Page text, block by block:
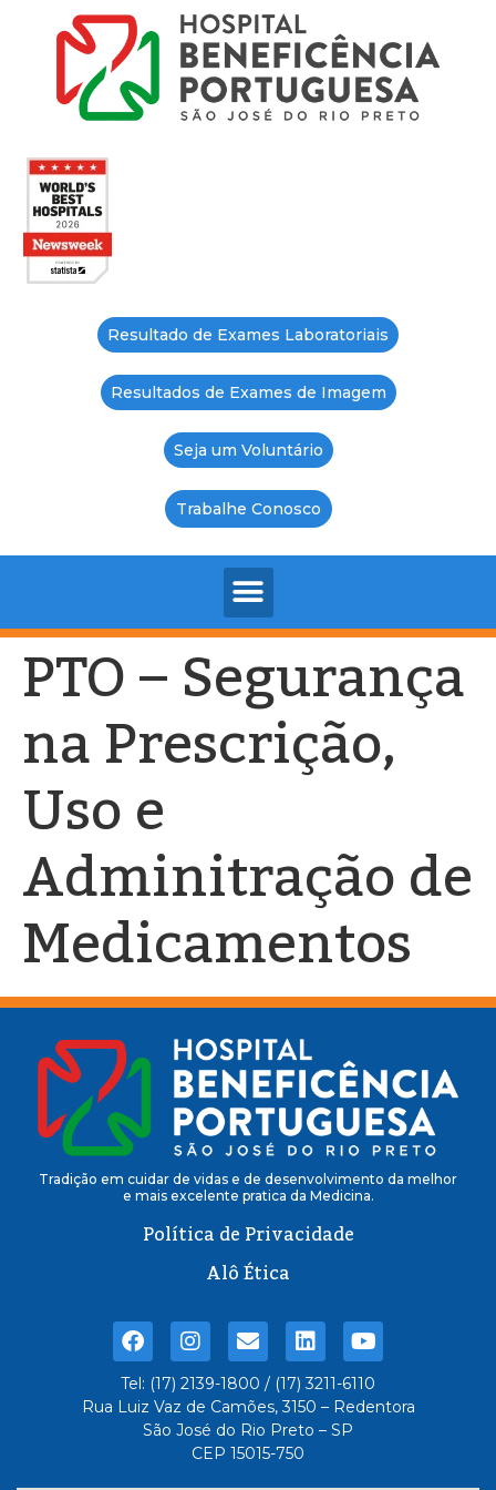
Resultado de Exames Laboratoriais
Resultados de Exames de Imagem
Seja um Voluntário
Trabalhe Conosco
PTO – Segurança
na Prescrição,
Uso e
Adminitração de
Medicamentos
Tradição em cuidar de vidas e de desenvolvimento da melhor
e mais excelente pratica da Medicina.
Política de Privacidade
Alô Ética
Tel: (17) 2139-1800 / (17) 3211-6110
Rua Luiz Vaz de Camões, 3150 – Redentora
São José do Rio Preto – SP
CEP 15015-750